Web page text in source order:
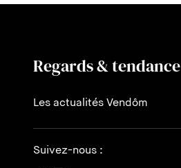
Regards & tendance
Les actualités Vendôm
Suivez-nous :